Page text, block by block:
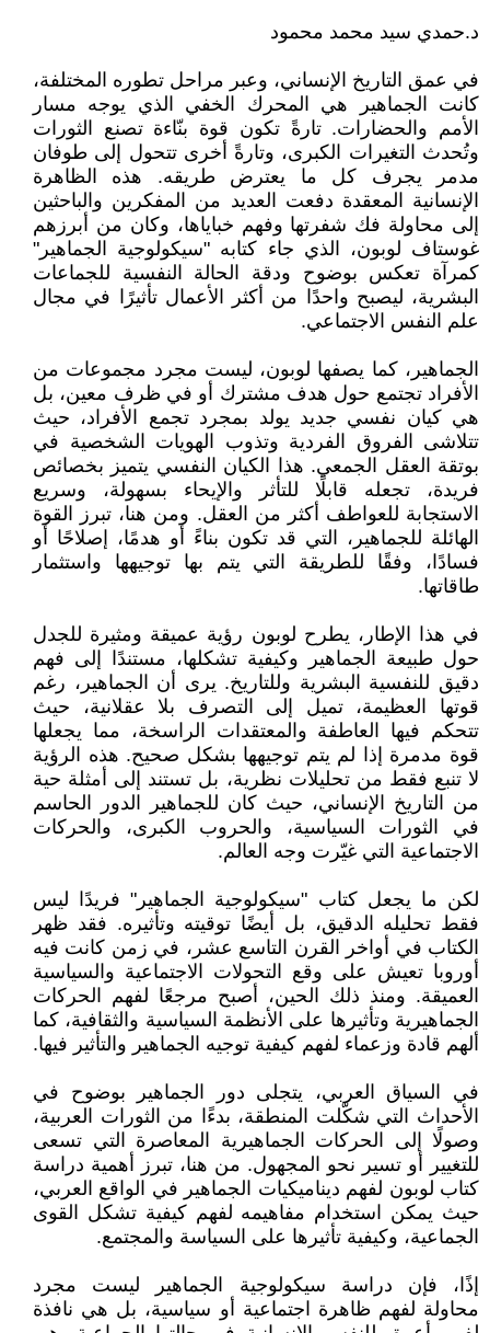
د.حمدي سيد محمد محمود
في عمق التاريخ الإنساني، وعبر مراحل تطوره المختلفة،
كانت الجماهير هي المحرك الخفي الذي يوجه مسار
الأمم والحضارات. تارةً تكون قوة بنّاءة تصنع الثورات
وتُحدث التغيرات الكبرى، وتارةً أخرى تتحول إلى طوفان
مدمر يجرف كل ما يعترض طريقه. هذه الظاهرة
الإنسانية المعقدة دفعت العديد من المفكرين والباحثين
إلى محاولة فك شفرتها وفهم خباياها، وكان من أبرزهم
غوستاف لوبون، الذي جاء كتابه "سيكولوجية الجماهير"
كمرآة تعكس بوضوح ودقة الحالة النفسية للجماعات
البشرية، ليصبح واحدًا من أكثر الأعمال تأثيرًا في مجال
علم النفس الاجتماعي.
الجماهير، كما يصفها لوبون، ليست مجرد مجموعات من
الأفراد تجتمع حول هدف مشترك أو في ظرف معين، بل
هي كيان نفسي جديد يولد بمجرد تجمع الأفراد، حيث
تتلاشى الفروق الفردية وتذوب الهويات الشخصية في
بوتقة العقل الجمعي. هذا الكيان النفسي يتميز بخصائص
فريدة، تجعله قابلًا للتأثر والإيحاء بسهولة، وسريع
الاستجابة للعواطف أكثر من العقل. ومن هنا، تبرز القوة
الهائلة للجماهير، التي قد تكون بناءً أو هدمًا، إصلاحًا أو
فسادًا، وفقًا للطريقة التي يتم بها توجيهها واستثمار
طاقاتها.
في هذا الإطار، يطرح لوبون رؤية عميقة ومثيرة للجدل
حول طبيعة الجماهير وكيفية تشكلها، مستندًا إلى فهم
دقيق للنفسية البشرية وللتاريخ. يرى أن الجماهير، رغم
قوتها العظيمة، تميل إلى التصرف بلا عقلانية، حيث
تتحكم فيها العاطفة والمعتقدات الراسخة، مما يجعلها
قوة مدمرة إذا لم يتم توجيهها بشكل صحيح. هذه الرؤية
لا تنبع فقط من تحليلات نظرية، بل تستند إلى أمثلة حية
من التاريخ الإنساني، حيث كان للجماهير الدور الحاسم
في الثورات السياسية، والحروب الكبرى، والحركات
الاجتماعية التي غيّرت وجه العالم.
لكن ما يجعل كتاب "سيكولوجية الجماهير" فريدًا ليس
فقط تحليله الدقيق، بل أيضًا توقيته وتأثيره. فقد ظهر
الكتاب في أواخر القرن التاسع عشر، في زمن كانت فيه
أوروبا تعيش على وقع التحولات الاجتماعية والسياسية
العميقة. ومنذ ذلك الحين، أصبح مرجعًا لفهم الحركات
الجماهيرية وتأثيرها على الأنظمة السياسية والثقافية، كما
ألهم قادة وزعماء لفهم كيفية توجيه الجماهير والتأثير فيها.
في السياق العربي، يتجلى دور الجماهير بوضوح في
الأحداث التي شكّلت المنطقة، بدءًا من الثورات العربية،
وصولًا إلى الحركات الجماهيرية المعاصرة التي تسعى
للتغيير أو تسير نحو المجهول. من هنا، تبرز أهمية دراسة
كتاب لوبون لفهم ديناميكيات الجماهير في الواقع العربي،
حيث يمكن استخدام مفاهيمه لفهم كيفية تشكل القوى
الجماعية، وكيفية تأثيرها على السياسة والمجتمع.
إذًا، فإن دراسة سيكولوجية الجماهير ليست مجرد
محاولة لفهم ظاهرة اجتماعية أو سياسية، بل هي نافذة